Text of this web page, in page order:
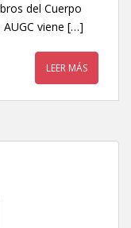
del Cuerpo
viene […]
LEER MÁS